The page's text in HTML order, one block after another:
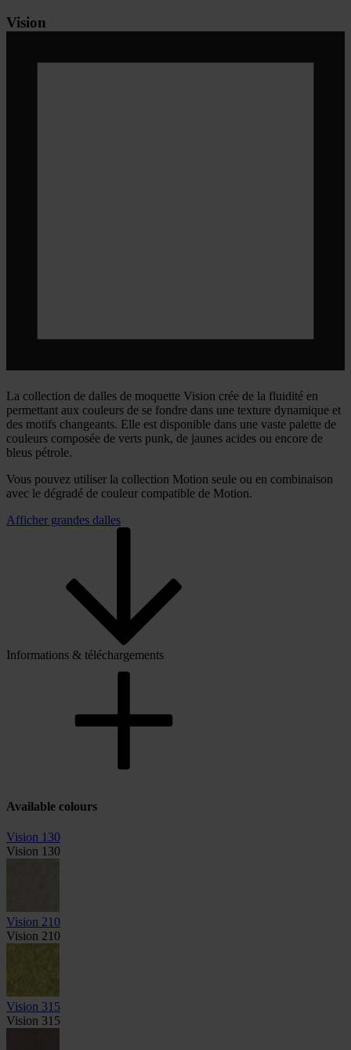
Vision
La collection de dalles de moquette Vision crée de la fluidité en
permettant aux couleurs de se fondre dans une texture dynamique et
des motifs changeants. Elle est disponible dans une vaste palette de
couleurs composée de verts punk, de jaunes acides ou encore de
bleus pétrole.
Vous pouvez utiliser la collection Motion seule ou en combinaison
avec le dégradé de couleur compatible de Motion.
Afficher grandes dalles
Informations & téléchargements
Available colours
Vision 130
Vision 130
Vision 210
Vision 210
Vision 315
Vision 315